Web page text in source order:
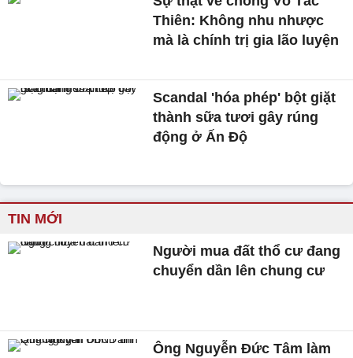
Thiên: Không nhu nhược
mà là chính trị gia lão luyện
Scandal 'hóa phép' bột giặt
thành sữa tươi gây rúng
động ở Ấn Độ
TIN MỚI
Người mua đất thổ cư đang
chuyển dần lên chung cư
Ông Nguyễn Đức Tâm làm